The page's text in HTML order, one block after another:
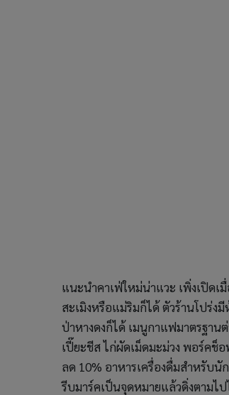
แนะนำคาเฟ่ใหม่น่าแวะ เพิ่งเปิดเ
สะเมิงหรือแม่ริมก็ได้ ตัวร้านโปร่ง
ป่าหางดงก็ได้ เมนูกาแฟมาตรฐาน
เปี๊ยะชีส ไก่ผัดเม็ดมะม่วง พอร์คช็
ลด 10% อาหารเครื่องดื่มสำหรับ
รีบมาร์คเป็นจุดหมายแล้วดิ่งตามไป